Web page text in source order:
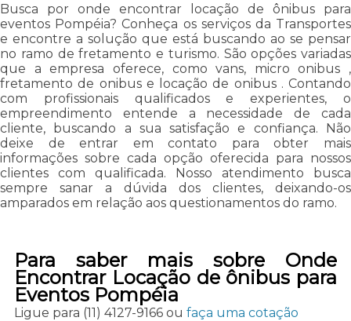
Busca por onde encontrar locação de ônibus para
eventos Pompéia? Conheça os serviços da Transportes
e encontre a solução que está buscando ao se pensar
no ramo de fretamento e turismo. São opções variadas
que a empresa oferece, como vans, micro onibus ,
fretamento de onibus e locação de onibus . Contando
com profissionais qualificados e experientes, o
empreendimento entende a necessidade de cada
cliente, buscando a sua satisfação e confiança. Não
deixe de entrar em contato para obter mais
informações sobre cada opção oferecida para nossos
clientes com qualificada. Nosso atendimento busca
sempre sanar a dúvida dos clientes, deixando-os
amparados em relação aos questionamentos do ramo.
Para saber mais sobre Onde
Encontrar Locação de ônibus para
Eventos Pompéia
Ligue para (11) 4127-9166ou faça uma cotação